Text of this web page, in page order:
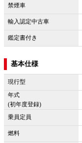
禁煙車
輸入認定中古車
鑑定書付き
基本仕様
現行型
年式
(初年度登録)
乗員定員
燃料